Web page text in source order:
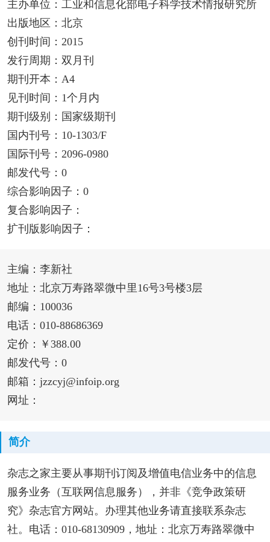
主办单位：工业和信息化部电子科学技术情报研究所
出版地区：北京
创刊时间：2015
发行周期：双月刊
期刊开本：A4
见刊时间：1个月内
期刊级别：国家级期刊
国内刊号：10-1303/F
国际刊号：2096-0980
邮发代号：0
综合影响因子：0
复合影响因子：
扩刊版影响因子：
主编：李新社
地址：北京万寿路翠微中里16号3号楼3层
邮编：100036
电话：010-88686369
定价：￥388.00
邮发代号：0
邮箱：jzzcyj@infoip.org
网址：
简介
杂志之家主要从事期刊订阅及增值电信业务中的信息
服务业务（互联网信息服务），并非《竞争政策研
究》杂志官方网站。办理其他业务请直接联系杂志
社。电话：010-68130909，地址：北京万寿路翠微中